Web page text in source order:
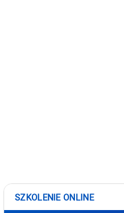
SZKOLENIE ONLINE